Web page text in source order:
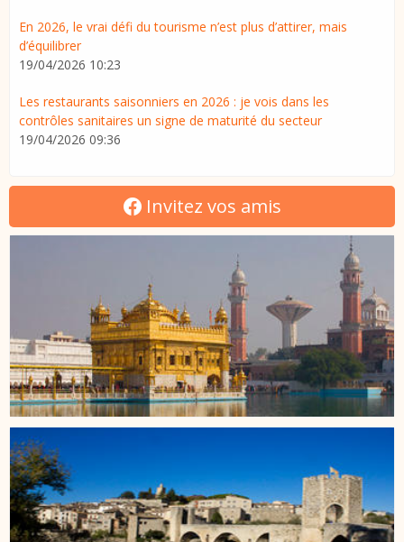
En 2026, le vrai défi du tourisme n’est plus d’attirer, mais
d’équilibrer
19/04/2026 10:23
Les restaurants saisonniers en 2026 : je vois dans les
contrôles sanitaires un signe de maturité du secteur
19/04/2026 09:36
Invitez vos amis